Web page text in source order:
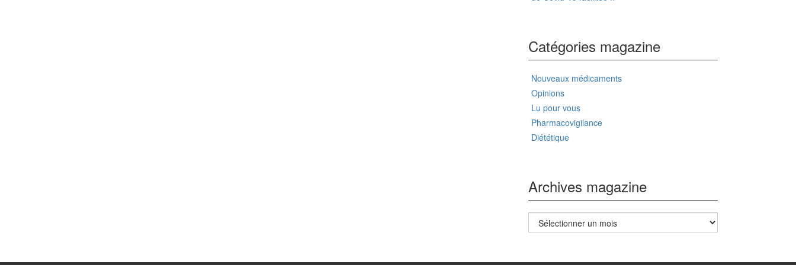
Catégories magazine
Nouveaux médicaments
Opinions
Lu pour vous
Pharmacovigilance
Diététique
Archives magazine
Archives
magazine